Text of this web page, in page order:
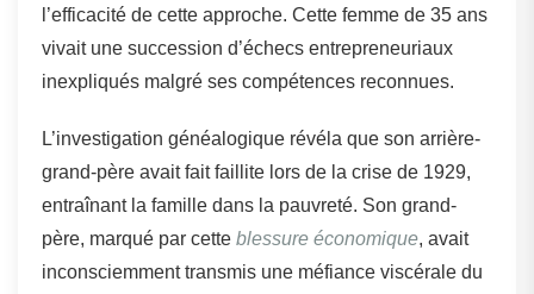
l’efficacité de cette approche. Cette femme de 35 ans
vivait une succession d’échecs entrepreneuriaux
inexpliqués malgré ses compétences reconnues.
L’investigation généalogique révéla que son arrière-
grand-père avait fait faillite lors de la crise de 1929,
entraînant la famille dans la pauvreté. Son grand-
père, marqué par cette blessure économique, avait
inconsciemment transmis une méfiance viscérale du